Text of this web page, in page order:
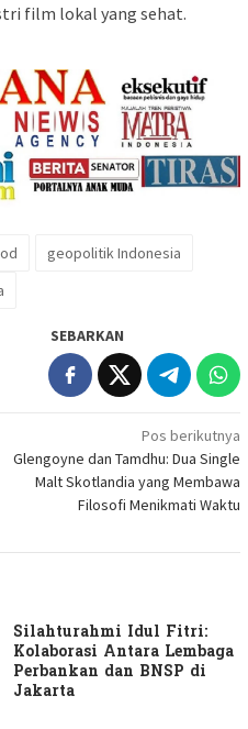
film lokal yang sehat.
geopolitik Indonesia
SEBARKAN
Pos berikutnya
Glengoyne dan Tamdhu: Dua Single
Malt Skotlandia yang Membawa
Filosofi Menikmati Waktu
Silahturahmi Idul Fitri:
Kolaborasi Antara Lembaga
Perbankan dan BNSP di
Jakarta